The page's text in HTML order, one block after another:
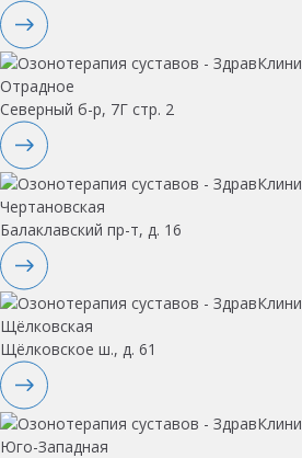
Отрадное
Северный б-р, 7Г стр. 2
Чертановская
Балаклавский пр-т, д. 16
Щёлковская
Щёлковское ш., д. 61
Юго-Западная